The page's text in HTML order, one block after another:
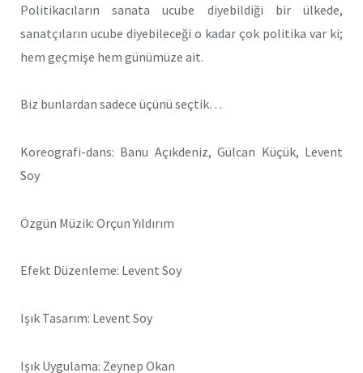
Politikacıların sanata ucube diyebildiği bir ülkede,
sanatçıların ucube diyebileceği o kadar çok politika var ki;
hem geçmişe hem günümüze ait.
Biz bunlardan sadece üçünü seçtik…
Koreografi-dans: Banu Açıkdeniz, Gülcan Küçük, Levent
Soy
Özgün Müzik: Orçun Yıldırım
Efekt Düzenleme: Levent Soy
Işık Tasarım: Levent Soy
Işık Uygulama: Zeynep Okan